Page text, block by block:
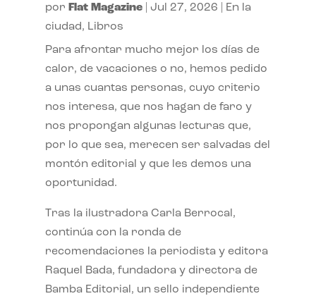
por Flat Magazine| Jul 27, 2026
En la
ciudad, Libros
Para afrontar mucho mejor los días de
calor, de vacaciones o no, hemos pedido
a unas cuantas personas, cuyo criterio
nos interesa, que nos hagan de faro y
nos propongan algunas lecturas que,
por lo que sea, merecen ser salvadas del
montón editorial y que les demos una
oportunidad.
Tras la ilustradora Carla Berrocal,
continúa con la ronda de
recomendaciones la periodista y editora
Raquel Bada, fundadora y directora de
Bamba Editorial, un sello independiente